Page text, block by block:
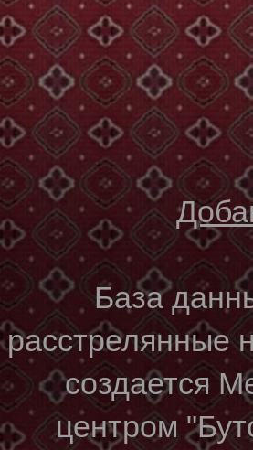
База
расстрелянные
создается
центром